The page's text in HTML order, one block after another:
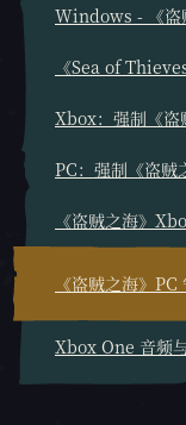
Windows - 《盗
《Sea of
Xbox：强制《盗
PC：强制《盗贼
《盗贼之海》
《盗贼之海》PC
Xbox One 音频